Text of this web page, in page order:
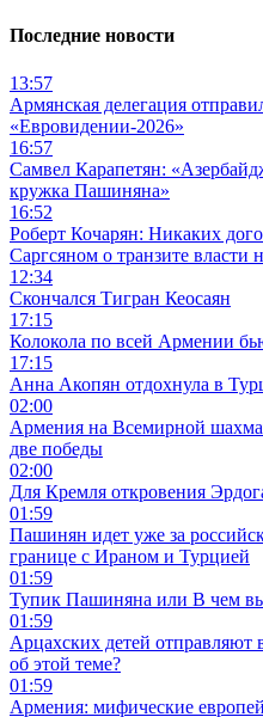
Последние новости
13:57
Армянская делегация
«Евровидении-2026»
16:57
Самвел Карапетян:
кружка Пашиняна»
16:52
Роберт Кочарян: Никаких
Саргсяном о транзите власти
12:34
Скончался Тигран Кеосаян
17:15
Колокола по всей Армении
17:15
Анна Акопян отдохнула в
02:00
Армения на Всемирной
две победы
02:00
Для Кремля откровения
01:59
Пашинян идет уже за
границе с Ираном и Турцией
01:59
Тупик Пашиняна или В чем
01:59
Арцахских детей
об этой теме?
01:59
Армения: мифические